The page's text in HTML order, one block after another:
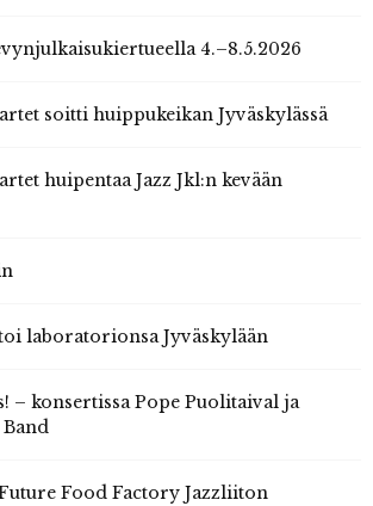
4.–8.5.2026
soitti huippukeikan Jyväskylässä
huipentaa Jazz Jkl:n kevään
laboratorionsa Jyväskylään
– konsertissa Pope Puolitaival ja
Food Factory Jazzliiton